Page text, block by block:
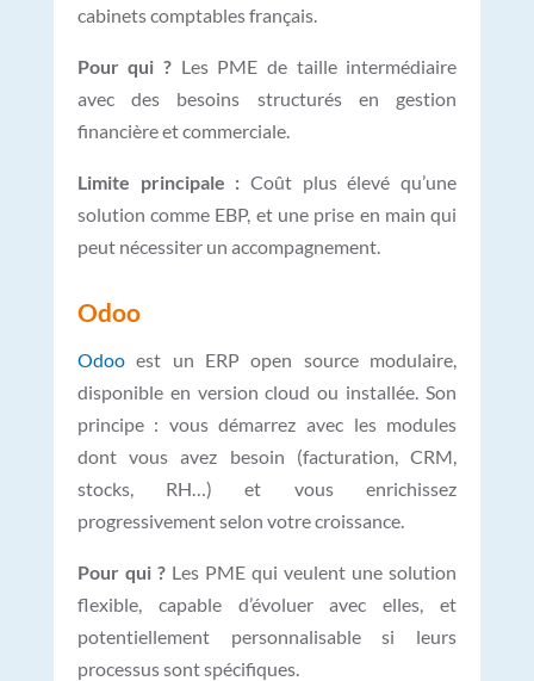
cabinets comptables français.
Pour qui ? Les PME de taille intermédiaire
avec des besoins structurés en gestion
financière et commerciale.
Limite principale : Coût plus élevé qu’une
solution comme EBP, et une prise en main qui
peut nécessiter un accompagnement.
Odoo
Odooest un ERP open source modulaire,
disponible en version cloud ou installée. Son
principe : vous démarrez avec les modules
dont vous avez besoin (facturation, CRM,
stocks, RH…) et vous enrichissez
progressivement selon votre croissance.
Pour qui ?Les PME qui veulent une solution
flexible, capable d’évoluer avec elles, et
potentiellement personnalisable si leurs
processus sont spécifiques.